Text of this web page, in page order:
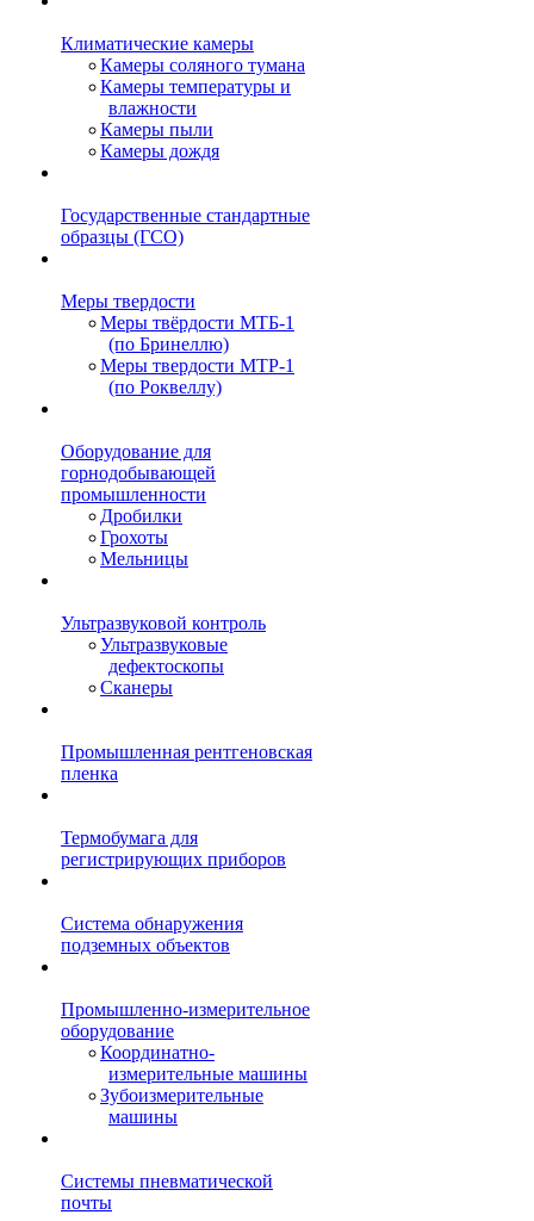
Климатические камеры
Камеры соляного тумана
Камеры температуры и
влажности
Камеры пыли
Камеры дождя
Государственные стандартные
образцы (ГСО)
Меры твердости
Меры твёрдости МТБ-1
(по Бринеллю)
Меры твердости МТР-1
(по Роквеллу)
Оборудование для
горнодобывающей
промышленности
Дробилки
Грохоты
Мельницы
Ультразвуковой контроль
Ультразвуковые
дефектоскопы
Сканеры
Промышленная рентгеновская
пленка
Термобумага для
регистрирующих приборов
Система обнаружения
подземных объектов
Промышленно-измерительное
оборудование
Координатно-
измерительные машины
Зубоизмерительные
машины
Системы пневматической
почты